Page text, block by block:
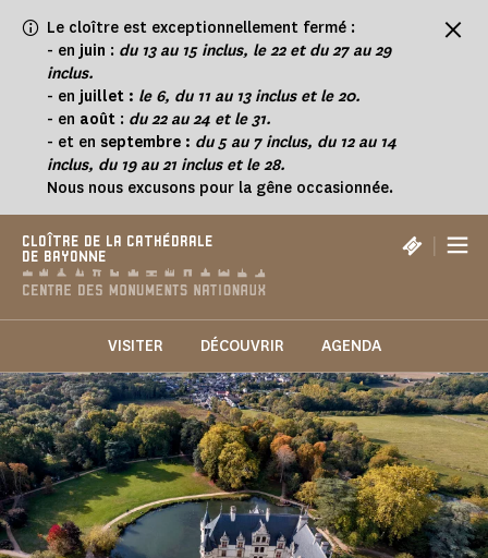
Le cloître est exceptionnellement fermé :
- en juin : du 13 au 15 inclus, le 22 et du 27 au 29
inclus.
- en juillet : le 6, du 11 au 13 inclus et le 20.
- en août : du 22 au 24 et le 31.
- et en septembre : du 5 au 7 inclus, du 12 au 14
inclus, du 19 au 21 inclus et le 28.
Nous nous excusons pour la gêne occasionnée.
CLOÎTRE DE LA CATHÉDRALE
DE BAYONNE
|
VISITER DÉCOUVRIR AGENDA